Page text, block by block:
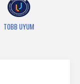
TOBB UYUM